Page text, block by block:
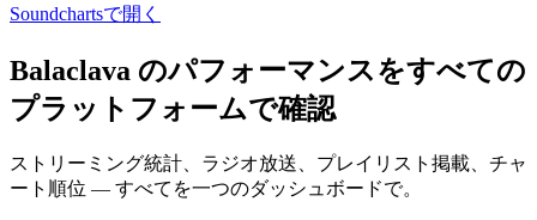
Soundchartsで開く
Balaclava のパフォーマンスをすべての
プラットフォームで確認
ストリーミング統計、ラジオ放送、プレイリスト掲載、チャ
ート順位 — すべてを一つのダッシュボードで。